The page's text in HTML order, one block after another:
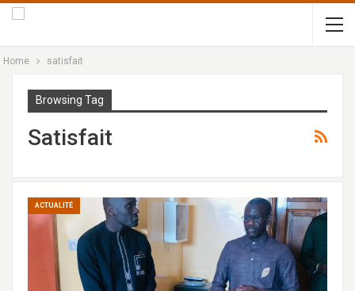
Home satisfait
Browsing Tag
Satisfait
ACTUALITÉ